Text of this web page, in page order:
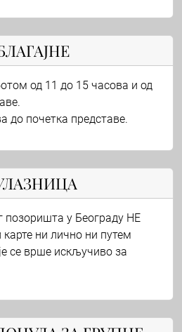
од 11 до 15 часова и од
до почетка представе.
позоришта у Београду НЕ
ни лично ни путем
се врше искључиво за